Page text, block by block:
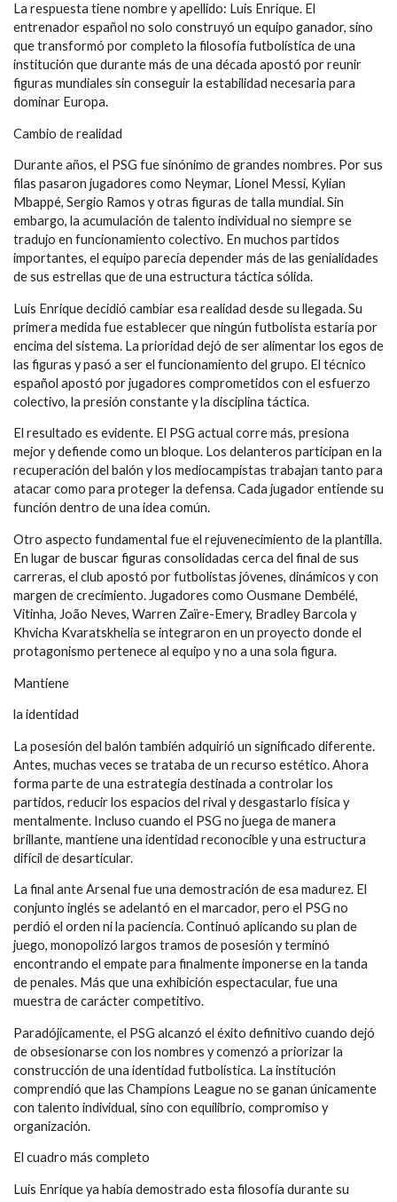
La respuesta tiene nombre y apellido: Luis Enrique. El
entrenador español no solo construyó un equipo ganador, sino
que transformó por completo la filosofía futbolística de una
institución que durante más de una década apostó por reunir
figuras mundiales sin conseguir la estabilidad necesaria para
dominar Europa.
Cambio de realidad
Durante años, el PSG fue sinónimo de grandes nombres. Por sus
filas pasaron jugadores como Neymar, Lionel Messi, Kylian
Mbappé, Sergio Ramos y otras figuras de talla mundial. Sin
embargo, la acumulación de talento individual no siempre se
tradujo en funcionamiento colectivo. En muchos partidos
importantes, el equipo parecía depender más de las genialidades
de sus estrellas que de una estructura táctica sólida.
Luis Enrique decidió cambiar esa realidad desde su llegada. Su
primera medida fue establecer que ningún futbolista estaría por
encima del sistema. La prioridad dejó de ser alimentar los egos de
las figuras y pasó a ser el funcionamiento del grupo. El técnico
español apostó por jugadores comprometidos con el esfuerzo
colectivo, la presión constante y la disciplina táctica.
El resultado es evidente. El PSG actual corre más, presiona
mejor y defiende como un bloque. Los delanteros participan en la
recuperación del balón y los mediocampistas trabajan tanto para
atacar como para proteger la defensa. Cada jugador entiende su
función dentro de una idea común.
Otro aspecto fundamental fue el rejuvenecimiento de la plantilla.
En lugar de buscar figuras consolidadas cerca del final de sus
carreras, el club apostó por futbolistas jóvenes, dinámicos y con
margen de crecimiento. Jugadores como Ousmane Dembélé,
Vitinha, João Neves, Warren Zaïre-Emery, Bradley Barcola y
Khvicha Kvaratskhelia se integraron en un proyecto donde el
protagonismo pertenece al equipo y no a una sola figura.
Mantiene
la identidad
La posesión del balón también adquirió un significado diferente.
Antes, muchas veces se trataba de un recurso estético. Ahora
forma parte de una estrategia destinada a controlar los
partidos, reducir los espacios del rival y desgastarlo física y
mentalmente. Incluso cuando el PSG no juega de manera
brillante, mantiene una identidad reconocible y una estructura
difícil de desarticular.
La final ante Arsenal fue una demostración de esa madurez. El
conjunto inglés se adelantó en el marcador, pero el PSG no
perdió el orden ni la paciencia. Continuó aplicando su plan de
juego, monopolizó largos tramos de posesión y terminó
encontrando el empate para finalmente imponerse en la tanda
de penales. Más que una exhibición espectacular, fue una
muestra de carácter competitivo.
Paradójicamente, el PSG alcanzó el éxito definitivo cuando dejó
de obsesionarse con los nombres y comenzó a priorizar la
construcción de una identidad futbolística. La institución
comprendió que las Champions League no se ganan únicamente
con talento individual, sino con equilibrio, compromiso y
organización.
El cuadro más completo
Luis Enrique ya había demostrado esta filosofía durante su